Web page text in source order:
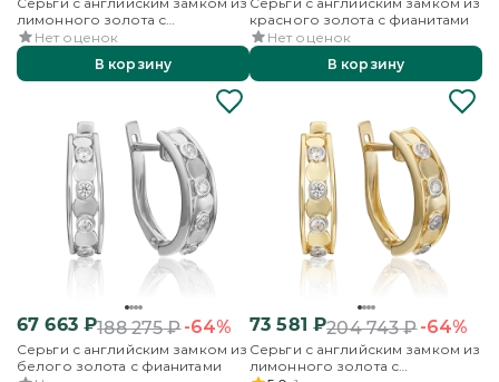
лимонного золота с
фианитами
Нет оценок
В корзину
красного золота с фианитами
Нет оценок
В корзину
67 663₽188 275₽-64%
Серьги с английским замком из
белого золота с фианитами
73 581 ₽204 743₽-64%
Серьги с английским замком из
лимонного золота с